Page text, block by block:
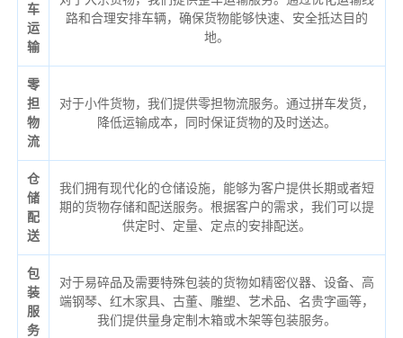
车
运
输
路和合理安排车辆，确保货物能够快速、安全抵达目的
地。
零
担
物
流
对于小件货物，我们提供零担物流服务。通过拼车发货，
降低运输成本，同时保证货物的及时送达。
仓
储
配
送
我们拥有现代化的仓储设施，能够为客户提供长期或者短
期的货物存储和配送服务。根据客户的需求，我们可以提
供定时、定量、定点的安排配送。
包
装
服
务
对于易碎品及需要特殊包装的货物如精密仪器、设备、高
端钢琴、红木家具、古董、雕塑、艺术品、名贵字画等，
我们提供量身定制木箱或木架等包装服务。